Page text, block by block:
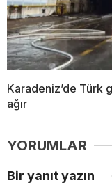
Karadeniz’de Türk
ağır
YORUMLAR
Bir yanıt yazın